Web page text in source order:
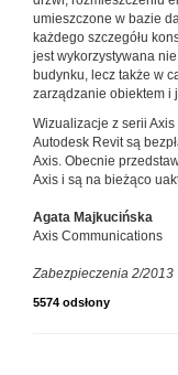
umieszczone w bazie
każdego szczegółu
jest wykorzystywana
budynku, lecz także w
zarządzanie obiektem i
Wizualizacje z serii
Autodesk Revit są
Axis. Obecnie
Axis i są na bieżąco
Agata Majkucińska
Axis Communications
Zabezpieczenia 2/2013
5574 odsłony